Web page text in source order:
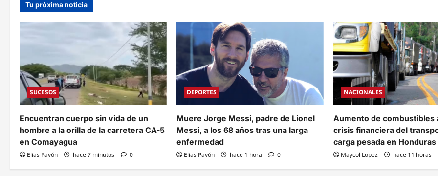
a
c
i
ó
n
d
e
e
n
t
Tu próxima noticia
SUCESOS
Encuentran cuerpo sin vida de un
hombre a la orilla de la carretera CA-5
en Comayagua
Elias Pavón hace 7 minutos 0
DEPORTES
Muere Jorge Messi, padre de Lionel
Messi, a los 68 años tras una larga
enfermedad
Elias Pavón hace 1 hora 0
NACIONALES
Aumento de combustibles
crisis financiera del
carga pesada en Honduras
Maycol Lopez hace 11 horas